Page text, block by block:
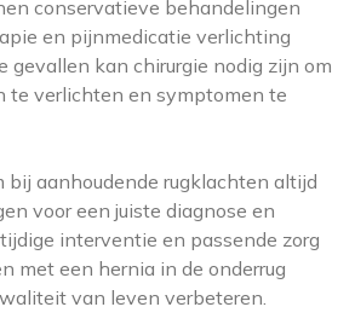
conservatieve behandelingen
en pijnmedicatie verlichting
gevallen kan chirurgie nodig zijn om
te verlichten en symptomen te
bij aanhoudende rugklachten altijd
voor een juiste diagnose en
interventie en passende zorg
met een hernia in de onderrug
van leven verbeteren.